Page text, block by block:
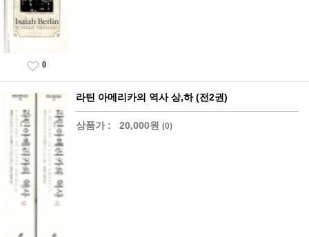
0
라틴 아메리카의 역사 상,하 (전2권)
상품가 : 20,000원 (0)